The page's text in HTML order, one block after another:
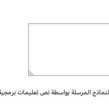
المرسلة بواسطة نص تعليمات